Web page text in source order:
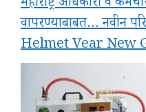
वापरण्याबाबत… नवीन
Helmet Vear New